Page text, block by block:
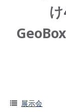
展示会